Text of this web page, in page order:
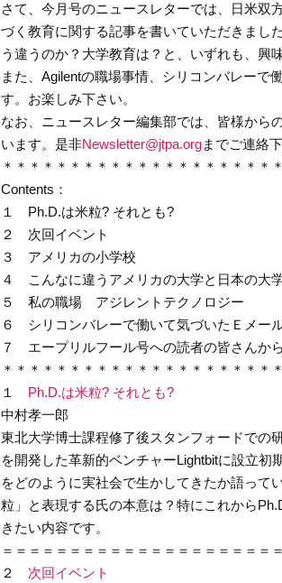
さて、今月号のニュースレターでは、日米双
づく教育に関する記事を書いていただきまし
う違うのか？大学教育は？と、いずれも、興
また、Agilentの職場事情、シリコンバレーで
す。お楽しみ下さい。
なお、ニュースレター編集部では、皆様から
います。是非Newsletter@jtpa.orgまでご連絡
＊＊＊＊＊＊＊＊＊＊＊＊＊＊＊＊＊＊＊＊
Contents：
１ Ph.D.は米粒? それとも?
２ 次回イベント
３ アメリカの小学校
４ こんなに違うアメリカの大学と日本の大
５ 私の職場 アジレントテクノロジー
６ シリコンバレーで働いて気づいたＥメー
７ エープリルフール号への読者の皆さんか
＊＊＊＊＊＊＊＊＊＊＊＊＊＊＊＊＊＊＊＊
１
Ph.D.は米粒? それとも?
中村孝一郎
東北大学博士課程修了後スタンフォードでの
を開発した革新的ベンチャーLightbitに設立
をどのように実社会で生かしてきたか語って
粒」と表現する氏の本意は？特にこれから
きたい内容です。
＝＝＝＝＝＝＝＝＝＝＝＝＝＝＝＝＝＝＝＝
２ 次回イベント